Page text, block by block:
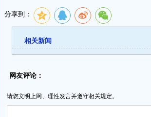
分享到：
相关新闻
网友评论：
请您文明上网、理性发言并遵守相关规定。